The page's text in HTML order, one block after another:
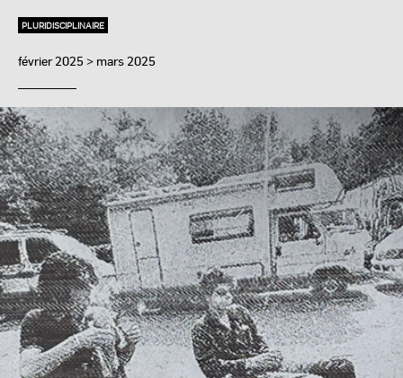
PLURIDISCIPLINAIRE
février 2025 > mars 2025